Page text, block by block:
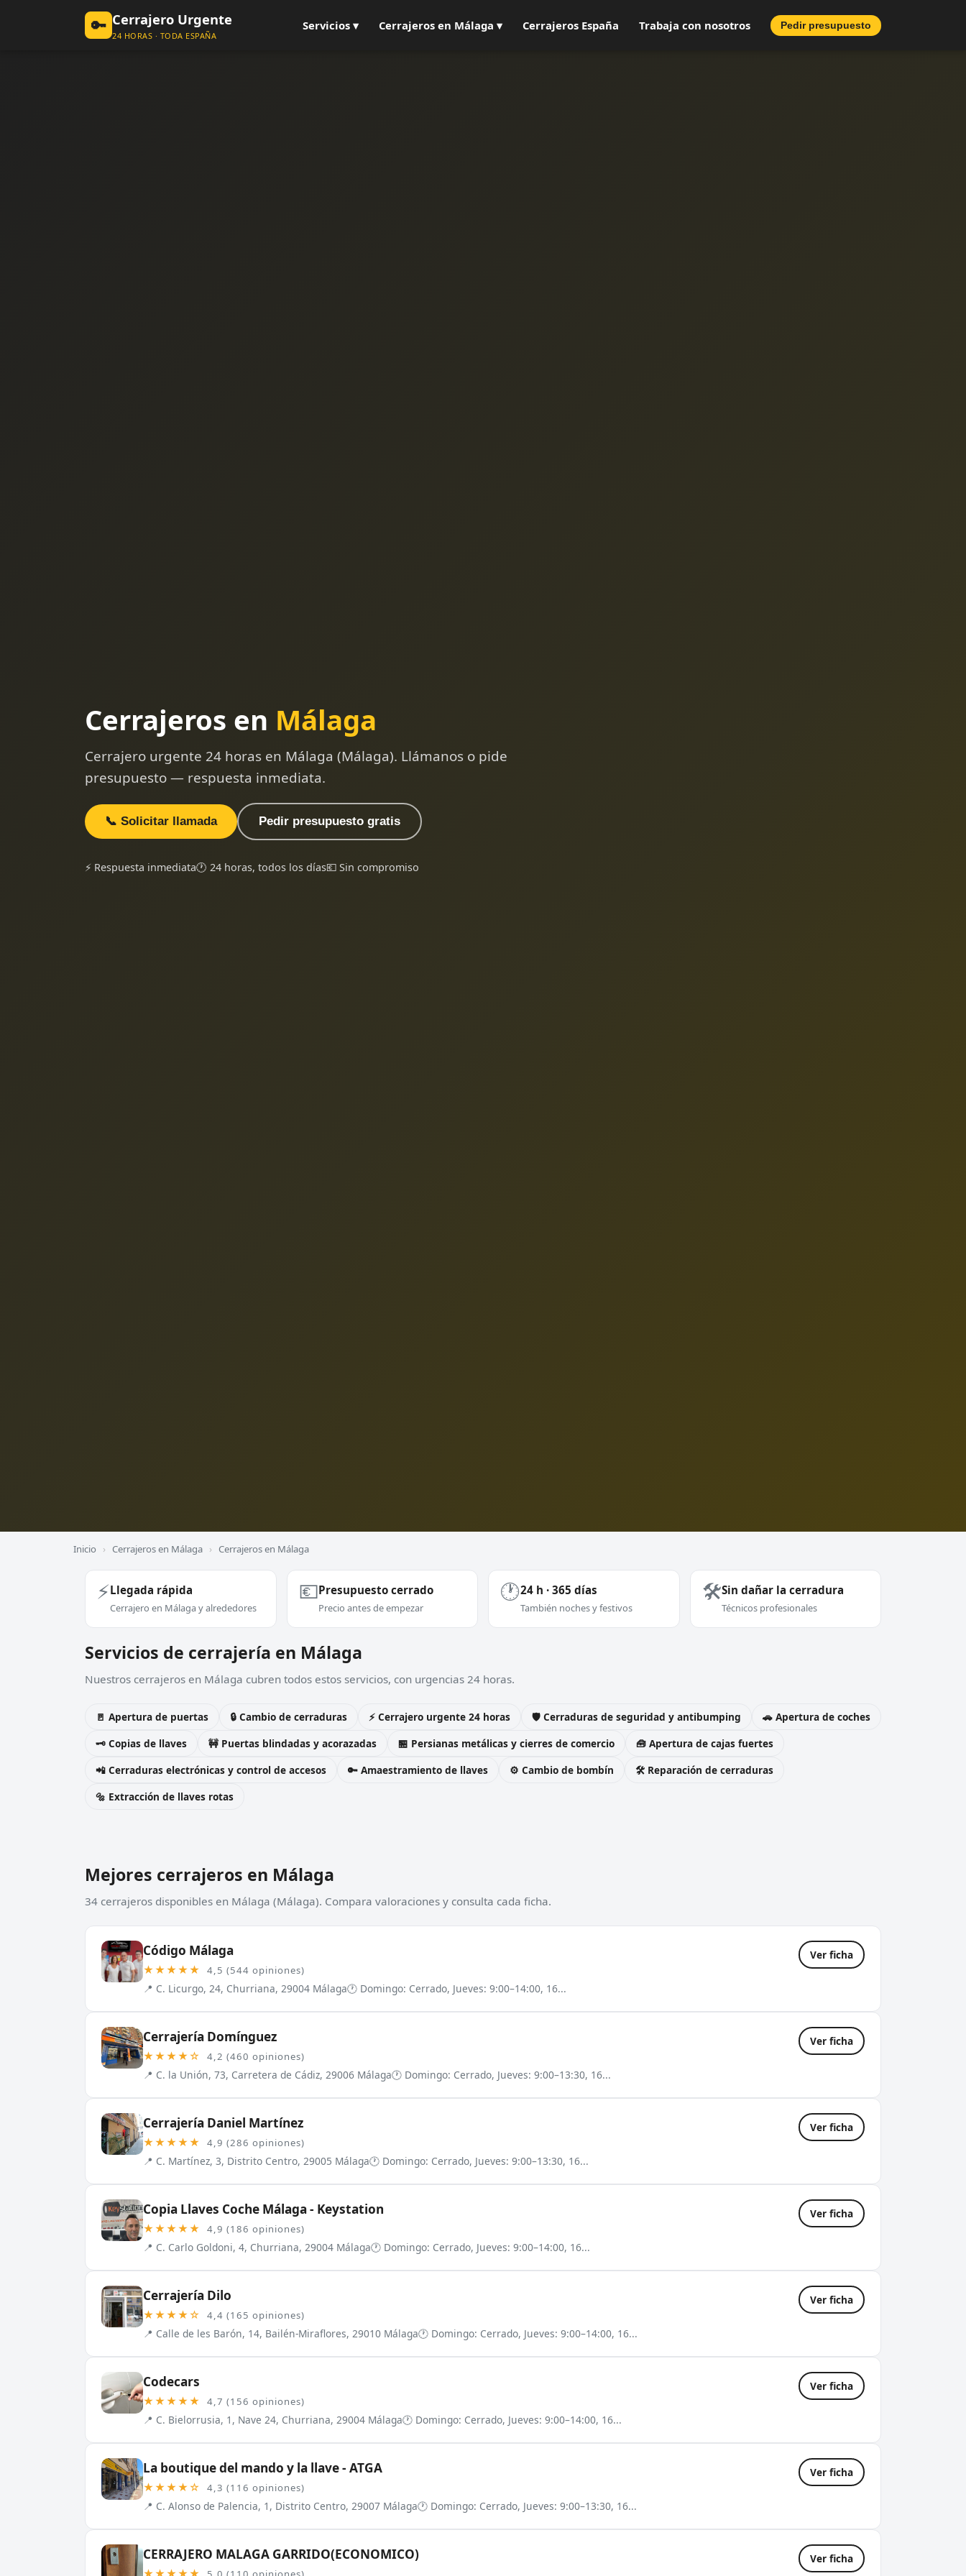
🔑 Cerrajero Urgente
24 HORAS · TODA ESPAÑA
Servicios ▾ Cerrajeros en Málaga ▾ Cerrajeros España Trabaja con nosotros Pedir presupuesto
Cerrajeros en Málaga
Cerrajero urgente 24 horas en Málaga (Málaga). Llámanos o pide
presupuesto — respuesta inmediata.
📞 Solicitar llamada Pedir presupuesto gratis
⚡ Respuesta inmediata🕐 24 horas, todos los días💶 Sin compromiso
Inicio › Cerrajeros en Málaga › Cerrajeros en Málaga
⚡Llegada rápida
Cerrajero en Málaga y alrededores
💶Presupuesto cerrado
Precio antes de empezar
🕐24 h · 365 días
También noches y festivos
🛠️Sin dañar la cerradura
Técnicos profesionales
Servicios de cerrajería en Málaga
Nuestros cerrajeros en Málaga cubren todos estos servicios, con urgencias 24 horas.
🚪 Apertura de puertas 🔒 Cambio de cerraduras ⚡ Cerrajero urgente 24 horas 🛡️ Cerraduras de seguridad y antibumping
🚗 Apertura de coches
🗝️ Copias de llaves
🚧 Puertas blindadas y acorazadas 🏪 Persianas metálicas y cierres de comercio
🧰 Apertura de cajas fuertes
📲 Cerraduras electrónicas y control de accesos
🔑 Amaestramiento de llaves ⚙️ Cambio de bombín
🛠️ Reparación de cerraduras
🔩 Extracción de llaves rotas
Mejores cerrajeros en Málaga
34 cerrajeros disponibles en Málaga (Málaga). Compara valoraciones y consulta cada ficha.
Código Málaga
★★★★★ 4,5 (544 opiniones)
📍 C. Licurgo, 24, Churriana, 29004 Málaga🕐 Domingo: Cerrado, Jueves: 9:00–14:00, 16...
Ver ficha
Cerrajería Domínguez
★★★★☆ 4,2 (460 opiniones)
📍 C. la Unión, 73, Carretera de Cádiz, 29006 Málaga🕐 Domingo: Cerrado, Jueves: 9:00–13:30, 16...
Ver ficha
Cerrajería Daniel Martínez
★★★★★ 4,9 (286 opiniones)
📍 C. Martínez, 3, Distrito Centro, 29005 Málaga🕐 Domingo: Cerrado, Jueves: 9:00–13:30, 16...
Ver ficha
Copia Llaves Coche Málaga - Keystation
★★★★★ 4,9 (186 opiniones)
📍 C. Carlo Goldoni, 4, Churriana, 29004 Málaga🕐 Domingo: Cerrado, Jueves: 9:00–14:00, 16...
Ver ficha
Cerrajería Dilo
★★★★☆ 4,4 (165 opiniones)
📍 Calle de les Barón, 14, Bailén-Miraflores, 29010 Málaga🕐 Domingo: Cerrado, Jueves: 9:00–14:00, 16...
Ver ficha
Codecars
★★★★★ 4,7 (156 opiniones)
📍 C. Bielorrusia, 1, Nave 24, Churriana, 29004 Málaga🕐 Domingo: Cerrado, Jueves: 9:00–14:00, 16...
Ver ficha
La boutique del mando y la llave - ATGA
★★★★☆ 4,3 (116 opiniones)
📍 C. Alonso de Palencia, 1, Distrito Centro, 29007 Málaga🕐 Domingo: Cerrado, Jueves: 9:00–13:30, 16...
Ver ficha
CERRAJERO MALAGA GARRIDO(ECONOMICO) Ver ficha